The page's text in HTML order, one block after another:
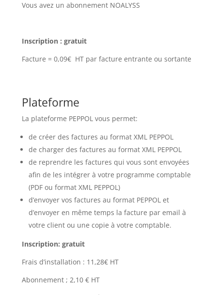
Vous avez un abonnement NOALYSS
Inscription : gratuit
Facture = 0,09€ HT par facture entrante ou sortante
Plateforme
La plateforme PEPPOL vous permet:
de créer des factures au format XML PEPPOL
de charger des factures au format XML PEPPOL
de reprendre les factures qui vous sont envoyées
afin de les intégrer à votre programme comptable
(PDF ou format XML PEPPOL)
d’envoyer vos factures au format PEPPOL et
d’envoyer en même temps la facture par email à
votre client ou une copie à votre comptable.
Inscription: gratuit
Frais d’installation : 11,28€ HT
Abonnement ; 2,10 € HT